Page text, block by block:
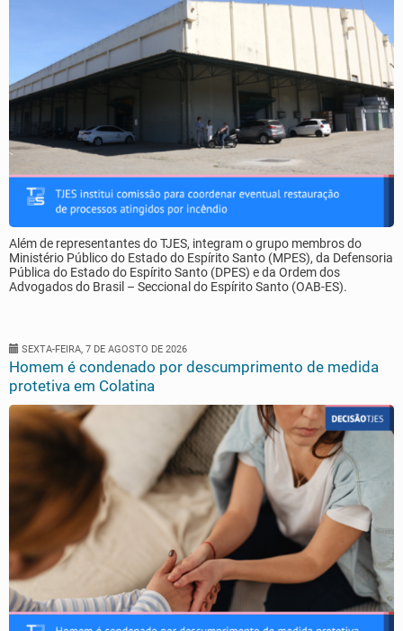
Além de representantes do TJES, integram o grupo membros do
Ministério Público do Estado do Espírito Santo (MPES), da Defensoria
Pública do Estado do Espírito Santo (DPES) e da Ordem dos
Advogados do Brasil – Seccional do Espírito Santo (OAB-ES).
SEXTA-FEIRA, 7 DE AGOSTO DE 2026
Homem é condenado por descumprimento de medida
protetiva em Colatina